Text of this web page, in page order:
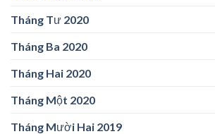
Tháng Tư 2020
Tháng Ba 2020
Tháng Hai 2020
Tháng Một 2020
Tháng Mười Hai 2019